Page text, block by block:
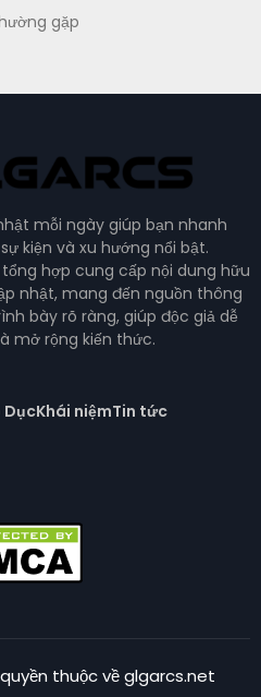
gặp
mỗi ngày giúp bạn nhanh
kiện và xu hướng nổi bật.
hợp cung cấp nội dung hữu
nhật, mang đến nguồn thông
bày rõ ràng, giúp độc giả dễ
mở rộng kiến thức.
DụcKhái niệmTin tức
thuộc về glgarcs.net